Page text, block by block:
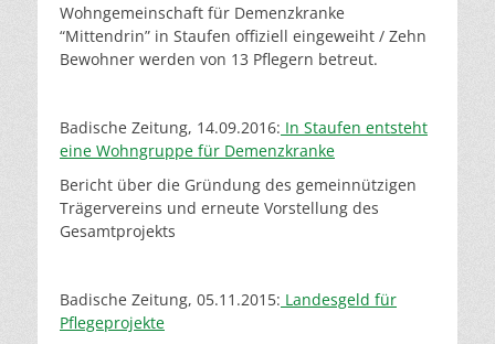
Wohngemeinschaft für Demenzkranke
“Mittendrin” in Staufen offiziell eingeweiht / Zehn
Bewohner werden von 13 Pflegern betreut.
Badische Zeitung, 14.09.2016: In Staufen entsteht
eine Wohngruppe für Demenzkranke
Bericht über die Gründung des gemeinnützigen
Trägervereins und erneute Vorstellung des
Gesamtprojekts
Badische Zeitung, 05.11.2015: Landesgeld für
Pflegeprojekte